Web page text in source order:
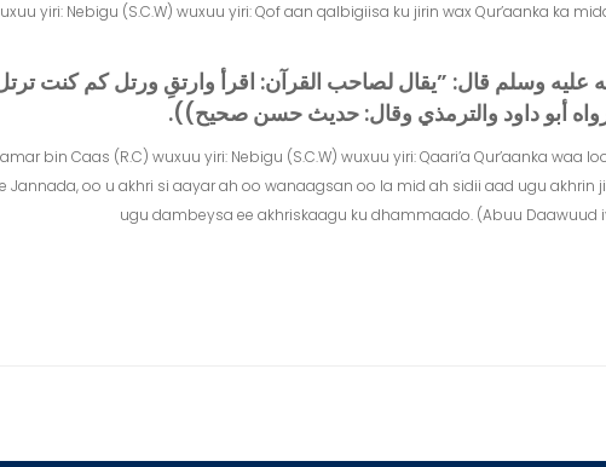
yiri: Nebigu (S.C.W) wuxuu yiri: Qof aan qalbigiisa ku jirin wax Qur’aanka ka
وسلم قال‏:‏ ‏”‏يقال لصاحب القرآن‏:‏ اقرأ وارتقِ ورتل كم كنت ترتل
أبو داود والترمذي وقال‏:‏ حديث حسن صحيح‏)‏‏)‏‏.‏
bin Caas (R.C) wuxuu yiri: Nebigu (S.C.W) wuxuu yiri: Qaari’a Qur’aanka
Jannada, oo u akhri si aayar ah oo wanaagsan oo la mid ah sidii aad ugu
ugu dambeysa ee akhriskaagu ku dhammaado. (Abuu Daawuud